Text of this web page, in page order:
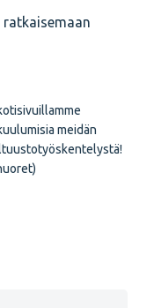
meidän